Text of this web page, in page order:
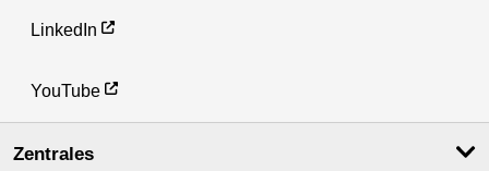
LinkedIn
YouTube
Zentrales